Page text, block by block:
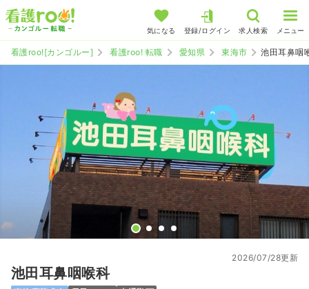
気になる 登録/ログイン 求人検索 メニュー
看護roo![カンゴルー] 看護roo! 転職 愛知県 東海市 池田耳鼻咽
池田耳鼻咽喉科
2026/07/28更新